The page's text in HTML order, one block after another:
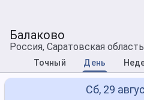
Балаково
Россия, Саратовская
Точный День
Сб, 29